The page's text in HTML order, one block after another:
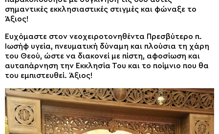
σημαντικές εκκλησιαστικές στιγμές και φώναξε το
Άξιος!
Ευχόμαστε στον νεοχειροτονηθέντα Πρεσβύτερο π.
Ιωσήφ υγεία, πνευματική δύναμη και πλούσια τη χάρη
του Θεού, ώστε να διακονεί με πίστη, αφοσίωση και
αυταπάρνηση την Εκκλησία Του και το ποίμνιο που θα
του εμπιστευθεί. Άξιος!